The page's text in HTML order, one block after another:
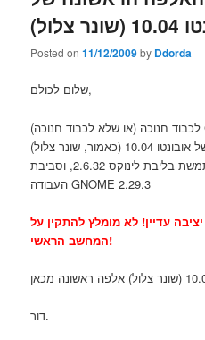
צלול)
Posted on11/12/2009by Ddorda
שלום לכולם,
לכבוד חנוכה (או שלא לכבוד חנוכה) Canonical שיחררו את האלפה
האלפה שזה עתה שוחררה משתמשת בליבת לינוקס 2.6.32, וסביבת
העבודה GNOME 2.29.3
עדיין! לא מומלץ להתקין על
המחשב הראשי!
דור.